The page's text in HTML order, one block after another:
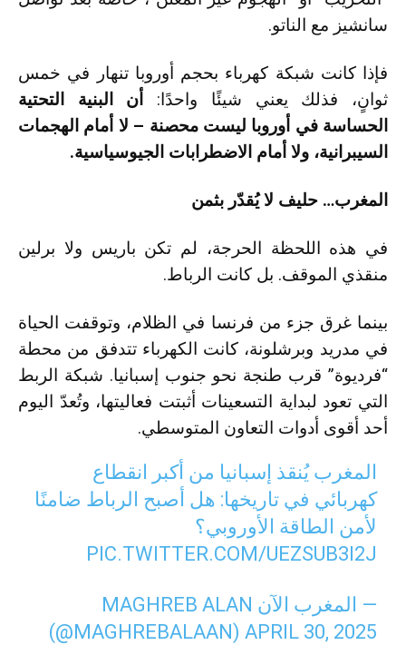
سانشيز مع الناتو.
فإذا كانت شبكة كهرباء بحجم أوروبا تنهار في خمس
ثوانٍ، فذلك يعني شيئًا واحدًا:
أن البنية التحتية
الحساسة في أوروبا ليست محصنة – لا أمام الهجمات
السيبرانية، ولا أمام الاضطرابات الجيوسياسية.
المغرب… حليف لا يُقدّر بثمن
في هذه اللحظة الحرجة، لم تكن باريس ولا برلين
منقذي الموقف. بل كانت الرباط.
بينما غرق جزء من فرنسا في الظلام، وتوقفت الحياة
في مدريد وبرشلونة، كانت الكهرباء تتدفق من محطة
“فرديوة” قرب طنجة نحو جنوب إسبانيا. شبكة الربط
التي تعود لبداية التسعينات أثبتت فعاليتها، وتُعدّ اليوم
أحد أقوى أدوات التعاون المتوسطي.
المغرب يُنقذ إسبانيا من أكبر انقطاع
كهربائي في تاريخها: هل أصبح الرباط ضامنًا
لأمن الطاقة الأوروبي؟
PIC.TWITTER.COM/UEZSUB3I2J
— المغرب الآن MAGHREB ALAN
(@MAGHREBALAAN) APRIL 30, 2025